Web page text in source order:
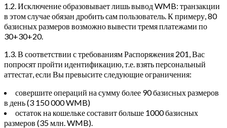
1.2. Исключение образовывает лишь вывод WMB: транзакции
в этом случае обязан дробить сам пользователь.К примеру, 80
базисных размеров возможно вывести тремя платежами по
30+30+20.
1.3. В соответствии с требованиям Распоряжения 201, Вас
попросят пройти идентификацию, т.е. взять персональный
аттестат, если Вы превысите следующие ограничения:
совершите операций на сумму более 90 базисных размеров
в день (3 150 000 WMB)
остаток на кошельке составит больше 1000 базисных
размеров (35 млн. WMB).